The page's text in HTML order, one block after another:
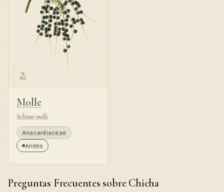
Molle
Schinus molle
Anacardiaceae
Andes
Preguntas Frecuentes sobre Chicha